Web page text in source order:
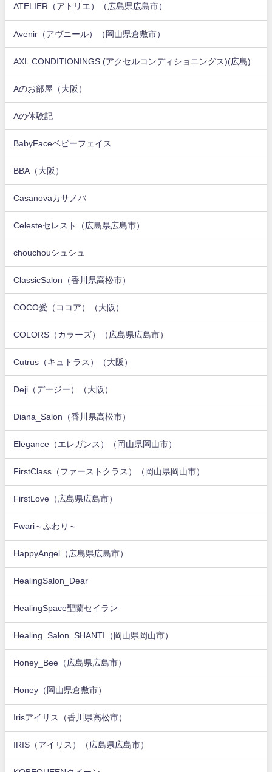
ATELIER（アトリエ）（広島県広島市）
Avenir（アヴニール）（岡山県倉敷市）
AXL CONDITIONINGS (アクセルコンディショニングス)(広島)
Aのお部屋（大阪）
Aの体験記
BabyFaceベビーフェイス
BBA（大阪）
Casanovaカサノバ
Celesteセレスト（広島県広島市）
chouchouシュシュ
ClassicSalon（香川県高松市）
COCO愛（ココア）（大阪）
COLORS（カラーズ）（広島県広島市）
Cutrus（キュトラス）（大阪）
Deji（デージー）（大阪）
Diana_Salon（香川県高松市）
Elegance（エレガンス）（岡山県岡山市）
FirstClass（ファーストクラス）（岡山県岡山市）
FirstLove（広島県広島市）
Fwari～ふわり～
HappyAngel（広島県広島市）
HealingSalon_Dear
HealingSpace聖蘭セイラン
Healing_Salon_SHANTI（岡山県岡山市）
Honey_Bee（広島県広島市）
Honey（岡山県倉敷市）
Irisアイリス（香川県高松市）
IRIS（アイリス）（広島県広島市）